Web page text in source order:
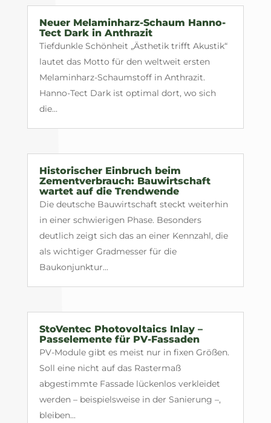
Neuer Melaminharz-Schaum Hanno-
Tect Dark in Anthrazit
Tiefdunkle Schönheit „Ästhetik trifft Akustik“
lautet das Motto für den weltweit ersten
Melaminharz-Schaumstoff in Anthrazit.
Hanno-Tect Dark ist optimal dort, wo sich
die...
Historischer Einbruch beim
Zementverbrauch: Bauwirtschaft
wartet auf die Trendwende
Die deutsche Bauwirtschaft steckt weiterhin
in einer schwierigen Phase. Besonders
deutlich zeigt sich das an einer Kennzahl, die
als wichtiger Gradmesser für die
Baukonjunktur...
StoVentec Photovoltaics Inlay –
Passelemente für PV-Fassaden
PV-Module gibt es meist nur in fixen Größen.
Soll eine nicht auf das Rastermaß
abgestimmte Fassade lückenlos verkleidet
werden – beispielsweise in der Sanierung –,
bleiben...